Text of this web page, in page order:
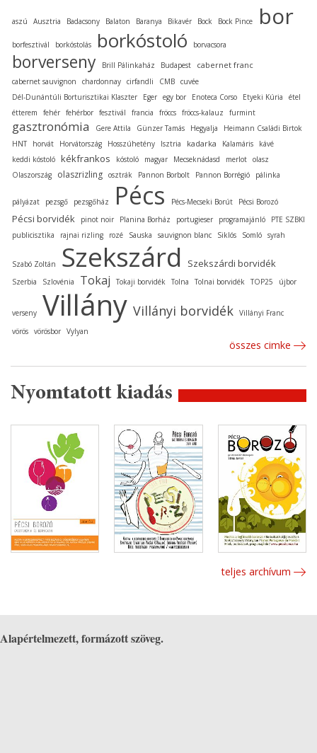
aszú Ausztria Badacsony Balaton Baranya Bikavér Bock Bock Pince bor
borfesztivál borkóstolás borkóstoló borvacsora
borverseny Brill Pálinkaház Budapest cabernet franc
cabernet sauvignon chardonnay cirfandli CMB cuvée
Dél-Dunántúli Borturisztikai Klaszter
Eger egy bor Enoteca Corso Etyeki Kúria
étel
étterem
fehér fehérbor fesztivál francia fröccs fröccs-kalauz furmint
gasztronómia Gere Attila Günzer Tamás Hegyalja
Heimann Családi Birtok
HNT
horvát Horvátország Hosszúhetény Isztria kadarka Kalamáris
kávé
keddi kóstoló kékfrankos kóstoló magyar Mecseknádasd merlot olasz
Olaszország
olaszrizling osztrák Pannon Borbolt Pannon Borrégió pálinka
pályázat pezsgő pezsgőház Pécs Pécs-Mecseki Borút Pécsi Borozó
Pécsi borvidék pinot noir Planina Borház portugieser programajánló
PTE SZBKI
publicisztika
rajnai rizling rozé Sauska sauvignon blanc Siklós Somló syrah
Szabó Zoltán Szekszárd Szekszárdi borvidék
Szerbia Szlovénia Tokaj Tokaji borvidék Tolna Tolnai borvidék TOP25 újbor
verseny Villány Villányi borvidék Villányi Franc
vörös vörösbor Vylyan
összes cimke
Nyomtatott kiadás
teljes archívum
Alapértelmezett, formázott szöveg.